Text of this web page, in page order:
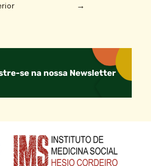
→
se na nossa Newsletter